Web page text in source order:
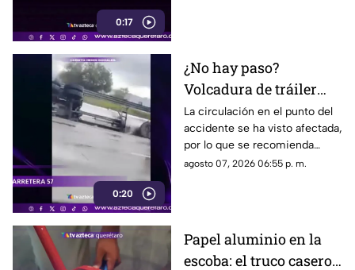
0:17
0:20
¿No hay paso?
Volcadura de tráiler
colapsa este punto de la
carretera 57
La circulación en el punto del
accidente se ha visto afectada,
por lo que se recomienda
considerar tiempos de
agosto 07, 2026 06:55 p. m.
Papel aluminio en la
escoba: el truco casero